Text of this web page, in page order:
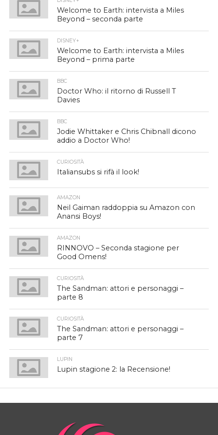
Welcome to Earth: intervista a Miles
Beyond – seconda parte
DISNEY+
Welcome to Earth: intervista a Miles
Beyond – prima parte
BBC
Doctor Who: il ritorno di Russell T
Davies
BBC
Jodie Whittaker e Chris Chibnall dicono
addio a Doctor Who!
CURIOSITÀ
Italiansubs si rifà il look!
AMAZON
Neil Gaiman raddoppia su Amazon con
Anansi Boys!
AMAZON
RINNOVO – Seconda stagione per
Good Omens!
CURIOSITÀ
The Sandman: attori e personaggi –
parte 8
CURIOSITÀ
The Sandman: attori e personaggi –
parte 7
LUPIN
Lupin stagione 2: la Recensione!